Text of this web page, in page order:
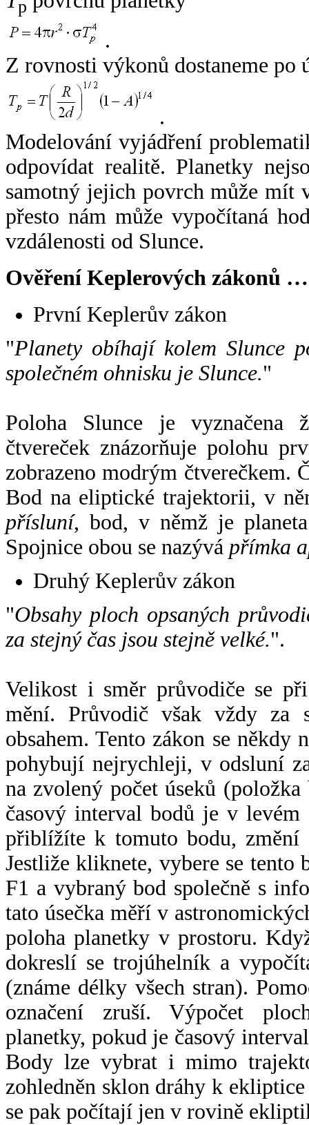
p
.
Z rovnosti výkonů dostaneme po
.
Modelování vyjádření
odpovídat realitě. Planetky
samotný jejich povrch může mít
přesto nám může vypočítaná
vzdálenosti od Slunce.
Ověření Keplerových zákonů …
První Keplerův zákon
"Planety obíhají kolem Slunce
společném ohnisku je Slunce."
Poloha Slunce je vyznačena
čtvereček znázorňuje polohu
zobrazeno modrým čtverečkem.
Bod na eliptické trajektorii, v
přísluní, bod, v němž je
Spojnice obou se nazývá přímka
Druhý Keplerův zákon
"Obsahy ploch opsaných
za stejný čas jsou stejně velké.".
Velikost i směr průvodiče se
mění. Průvodič však vždy za
obsahem. Tento zákon se někdy
pohybují nejrychleji, v odsluní
na zvolený počet úseků
časový interval bodů je v
přiblížíte k tomuto bodu,
Jestliže kliknete, vybere se tento
F1 a vybraný bod společně s
tato úsečka měří v
poloha planetky v prostoru.
dokreslí se trojúhelník a
(známe délky všech stran).
označení zruší. Výpočet
planetky, pokud je časový
Body lze vybrat i mimo
zohledněn sklon dráhy k
se pak počítají jen v rovině